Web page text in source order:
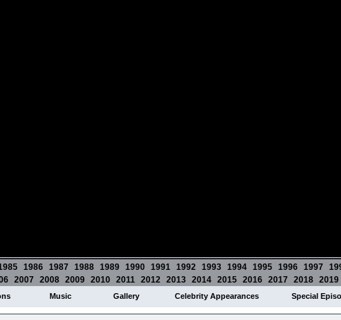
1986 1987 1988 1989 1990 1991 1992 1993 1994 1995 1996 1997
2007 2008 2009 2010 2011 2012 2013 2014 2015 2016 2017 2018 2019
Music Gallery Celebrity Appearances Special